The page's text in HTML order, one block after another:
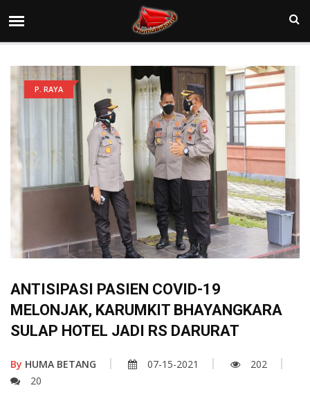
P. RAYA
ANTISIPASI PASIEN COVID-19
MELONJAK, KARUMKIT BHAYANGKARA
SULAP HOTEL JADI RS DARURAT
By HUMA BETANG 07-15-2021
202
20